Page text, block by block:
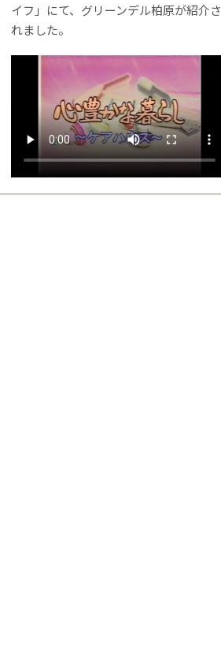
イフ」にて、グリーンデル柏原が紹介さ
れました。